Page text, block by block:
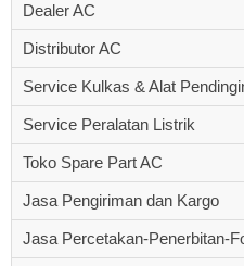
Dealer AC
Distributor AC
Service Kulkas & Alat
Service Peralatan Listrik
Toko Spare Part AC
Jasa Pengiriman dan Kargo
Jasa Percetakan-Penerbitan-